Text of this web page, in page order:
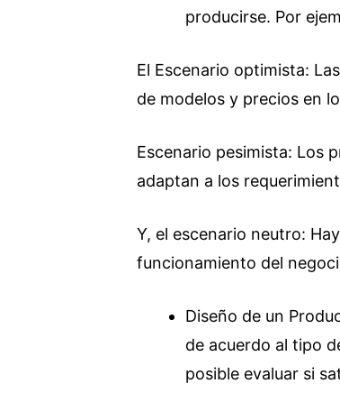
producirse. Por
El Escenario optimista:
de modelos y precios en
Escenario pesimista: Los
adaptan a los
Y, el escenario neutro:
funcionamiento del
Diseño de un
de acuerdo al tipo
posible evaluar si